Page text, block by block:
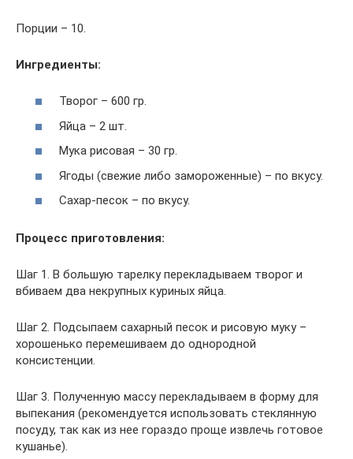
Порции – 10.
Ингредиенты:
Творог – 600 гр.
Яйца – 2 шт.
Мука рисовая – 30 гр.
Ягоды (свежие либо замороженные) – по вкусу.
Сахар-песок – по вкусу.
Процесс приготовления:
Шаг 1. В большую тарелку перекладываем творог и
вбиваем два некрупных куриных яйца.
Шаг 2. Подсыпаем сахарный песок и рисовую муку –
хорошенько перемешиваем до однородной
консистенции.
Шаг 3. Полученную массу перекладываем в форму для
выпекания (рекомендуется использовать стеклянную
посуду, так как из нее гораздо проще извлечь готовое
кушанье).